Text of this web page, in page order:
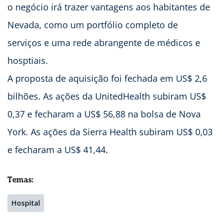
o negócio irá trazer vantagens aos habitantes de
Nevada, como um portfólio completo de
serviços e uma rede abrangente de médicos e
hosptiais.
A proposta de aquisição foi fechada em US$ 2,6
bilhões. As ações da UnitedHealth subiram US$
0,37 e fecharam a US$ 56,88 na bolsa de Nova
York. As ações da Sierra Health subiram US$ 0,03
e fecharam a US$ 41,44.
Temas:
Hospital